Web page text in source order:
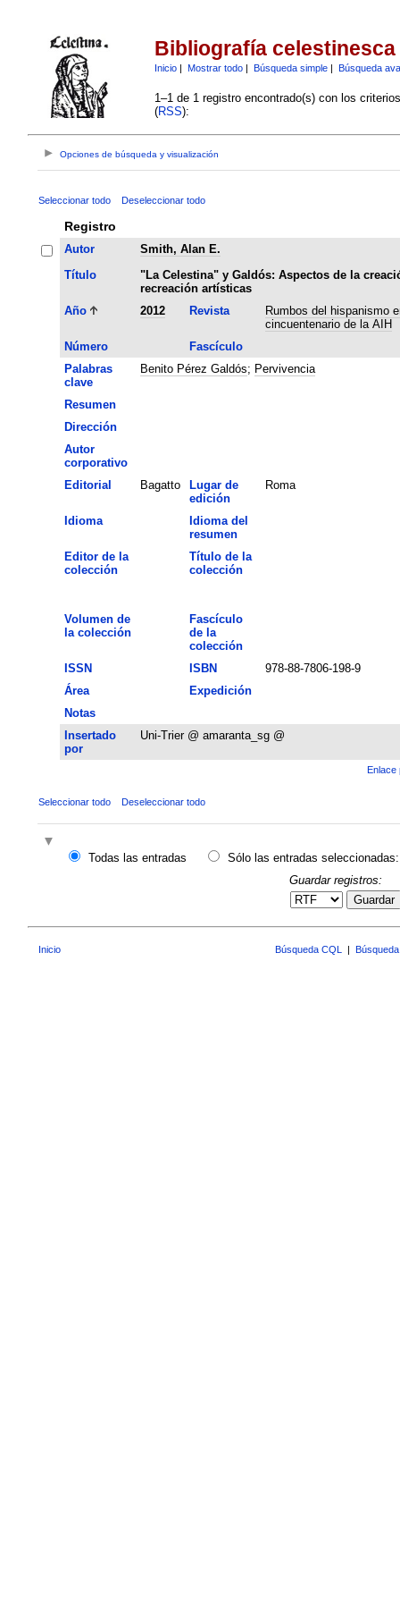
Bibliografía celestinesca
Inicio| Mostrar todo| Búsqueda simple| Búsqueda
1–1 de 1 registro encontrado(s) con los
(RSS):
Opciones de búsqueda y visualización
Seleccionar todo Deseleccionar todo
Registro
Autor
Smith, Alan E.
Título
"La Celestina" y Galdós: Aspectos de la
recreación artísticas
Año
2012 Revista
Rumbos del hispanismo
cincuentenario de la AIH
Número
Fascículo
Palabras
clave
Benito Pérez Galdós; Pervivencia
Resumen
Dirección
Autor
corporativo
Editorial
Bagatto
Lugar de
edición
Roma
Idioma
Idioma del
resumen
Editor de la
colección
Título de la
colección
Volumen de
la colección
Fascículo
de la
colección
ISSN
ISBN
978-88-7806-198-9
Área
Expedición
Notas
Insertado
por
Uni-Trier @ amaranta_sg @
Enlace
Seleccionar todo Deseleccionar todo
Todas las entradas
Sólo las entradas seleccionadas:
Guardar registros:
Guardar
Inicio Búsqueda CQL